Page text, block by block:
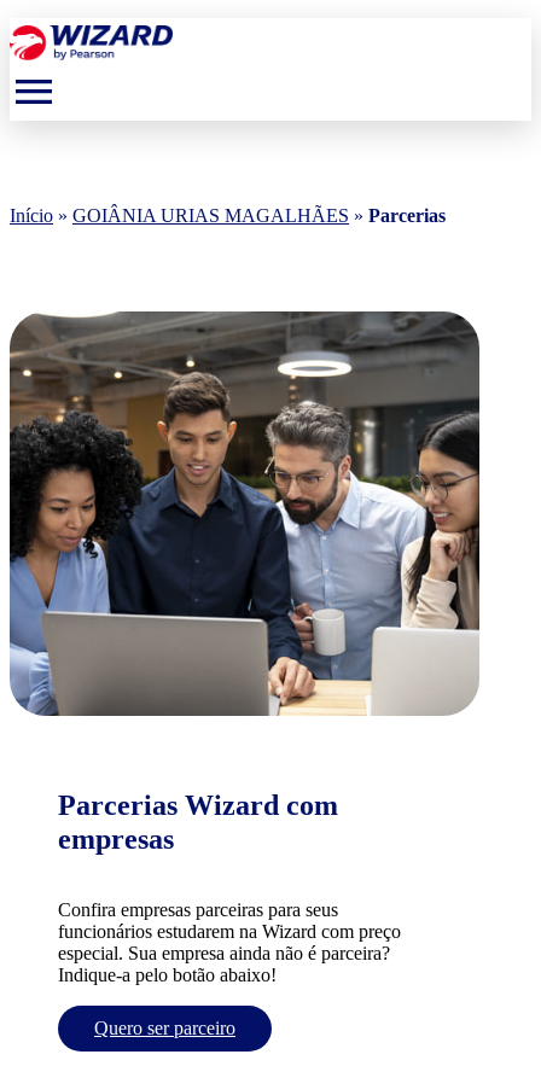
menu
Início » GOIÂNIA URIAS MAGALHÃES » Parcerias
Parcerias Wizard com
empresas
Confira empresas parceiras para seus
funcionários estudarem na Wizard com preço
especial. Sua empresa ainda não é parceira?
Indique-a pelo botão abaixo!
Quero ser parceiro